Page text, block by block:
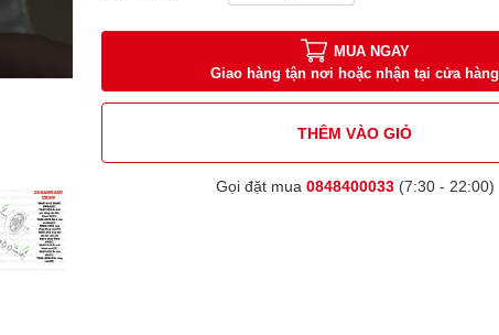
MUA NGAY
Giao hàng tận nơi hoặc nhận tại cửa hàng
THÊM VÀO GIỎ
Gọi đặt mua 0848400033(7:30 - 22:00)